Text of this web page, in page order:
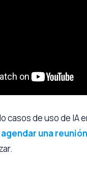
casos de uso de IA
agendar una reunión